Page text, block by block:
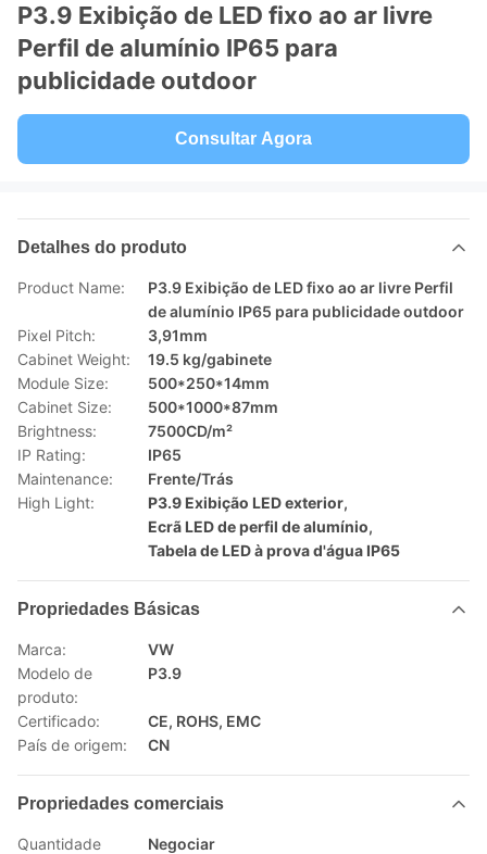
P3.9 Exibição de LED fixo ao ar livre
Perfil de alumínio IP65 para
publicidade outdoor
Consultar Agora
Detalhes do produto
Product Name:
P3.9 Exibição de LED fixo ao ar livre Perfil
de alumínio IP65 para publicidade outdoor
Pixel Pitch:
3,91mm
Cabinet Weight:
19.5 kg/gabinete
Module Size:
500*250*14mm
Cabinet Size:
500*1000*87mm
Brightness:
7500CD/m²
IP Rating:
IP65
Maintenance:
Frente/Trás
High Light:
P3.9 Exibição LED exterior,
Ecrã LED de perfil de alumínio,
Tabela de LED à prova d'água IP65
Propriedades Básicas
Marca:
VW
Modelo de
produto:
P3.9
Certificado:
CE, ROHS, EMC
País de origem:
CN
Propriedades comerciais
Quantidade
Negociar